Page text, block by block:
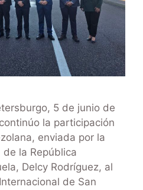
5 de junio de
la participación
enviada por la
la República
Delcy Rodríguez, al
de San